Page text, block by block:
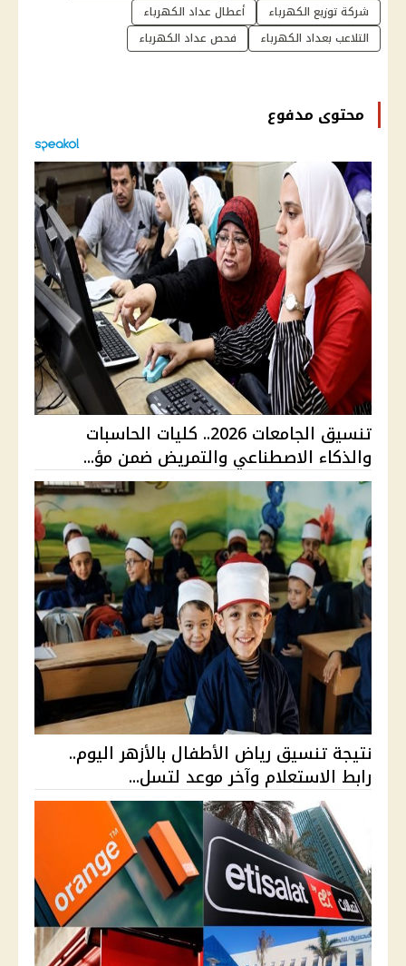
شركة توزيع الكهرباء
أعطال عداد الكهرباء
التلاعب بعداد الكهرباء
فحص عداد الكهرباء
محتوى مدفوع
تنسيق الجامعات 2026.. كليات الحاسبات
والذكاء الاصطناعي والتمريض ضمن مؤ...
نتيجة تنسيق رياض الأطفال بالأزهر اليوم..
رابط الاستعلام وآخر موعد لتسل...